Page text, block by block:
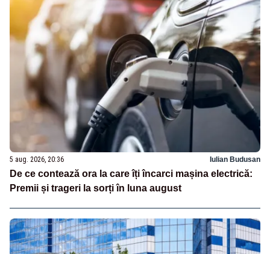
5 aug. 2026, 20:36 Iulian Budusan
De ce contează ora la care îți încarci mașina electrică:
Premii și trageri la sorți în luna august